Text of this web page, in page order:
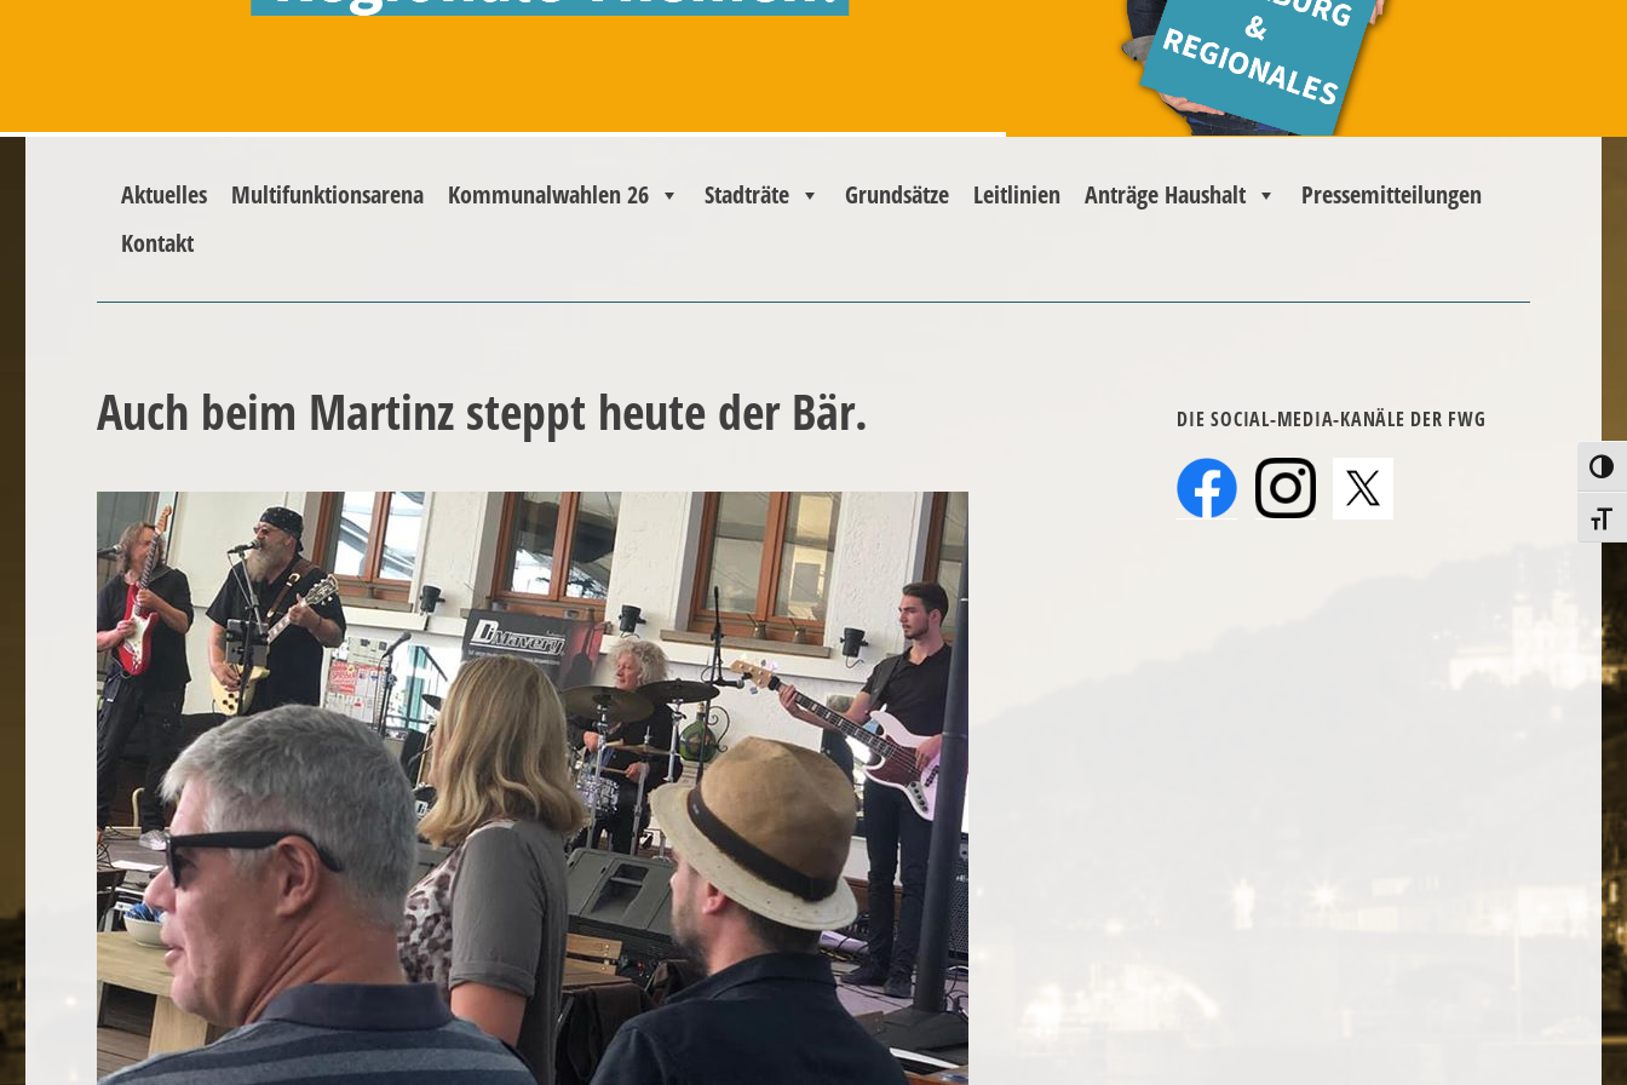
Aktuelles Multifunktionsarena Kommunalwahlen 26 Stadträte Grundsätze Leitlinien Anträge Haushalt
Pressemitteilungen
Kontakt
Auch beim Martinz steppt heute der Bär. DIE SOCIAL-MEDIA-KANÄLE DER FWG